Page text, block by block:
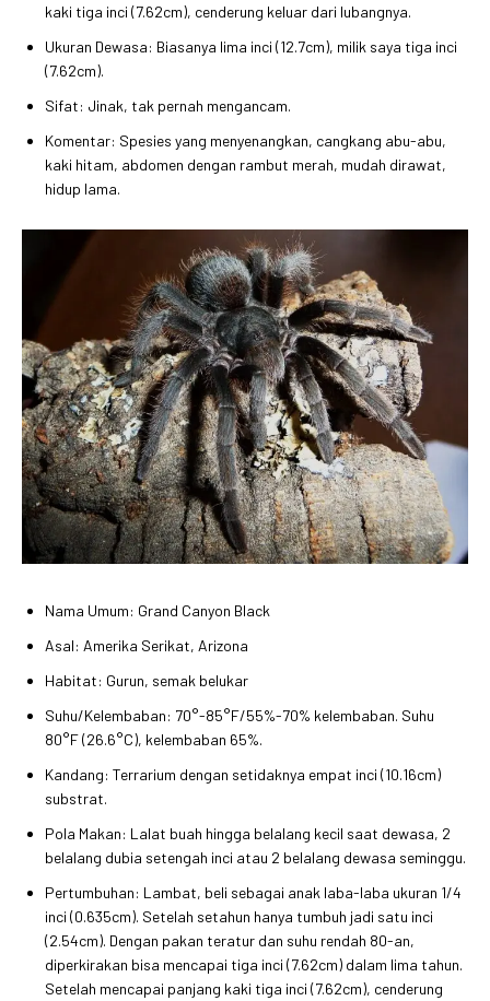
kaki tiga inci (7.62cm), cenderung keluar dari lubangnya.
Ukuran Dewasa: Biasanya lima inci (12.7cm), milik saya tiga inci
(7.62cm).
Sifat: Jinak, tak pernah mengancam.
Komentar: Spesies yang menyenangkan, cangkang abu-abu,
kaki hitam, abdomen dengan rambut merah, mudah dirawat,
hidup lama.
Nama Umum: Grand Canyon Black
Asal: Amerika Serikat, Arizona
Habitat: Gurun, semak belukar
Suhu/Kelembaban: 70°-85°F/55%-70% kelembaban. Suhu
80°F (26.6°C), kelembaban 65%.
Kandang: Terrarium dengan setidaknya empat inci (10.16cm)
substrat.
Pola Makan: Lalat buah hingga belalang kecil saat dewasa, 2
belalang dubia setengah inci atau 2 belalang dewasa seminggu.
Pertumbuhan: Lambat, beli sebagai anak laba-laba ukuran 1/4
inci (0.635cm). Setelah setahun hanya tumbuh jadi satu inci
(2.54cm). Dengan pakan teratur dan suhu rendah 80-an,
diperkirakan bisa mencapai tiga inci (7.62cm) dalam lima tahun.
Setelah mencapai panjang kaki tiga inci (7.62cm), cenderung